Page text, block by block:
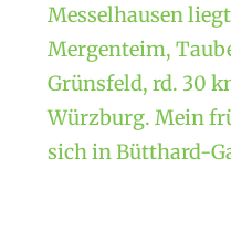
Messelhausen
Mergenteim,
Grünsfeld, rd. 30
Würzburg. Mein
sich in Bütthard-